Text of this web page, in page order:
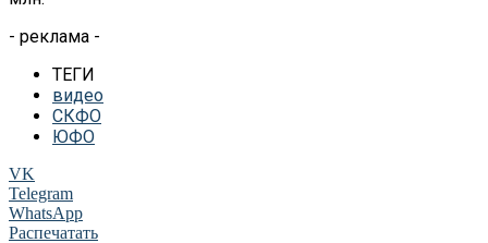
- реклама -
ТЕГИ
видео
СКФО
ЮФО
VK
Telegram
WhatsApp
Распечатать